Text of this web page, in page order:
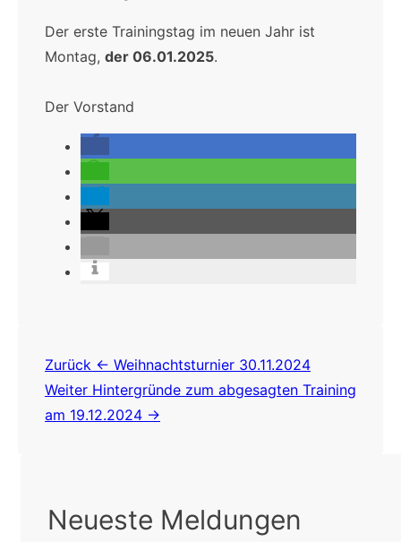
Der erste Trainingstag im neuen Jahr ist
Montag, der 06.01.2025.
Der Vorstand
Beitragsnavigation
Zurück ← Weihnachtsturnier 30.11.2024
Weiter Hintergründe zum abgesagten Training
am 19.12.2024 →
Neueste Meldungen